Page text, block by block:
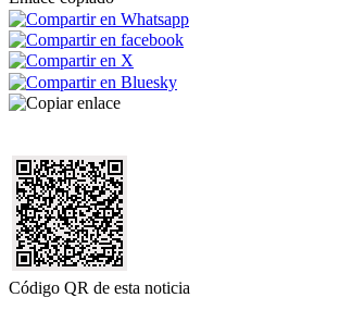
Código QR de esta noticia